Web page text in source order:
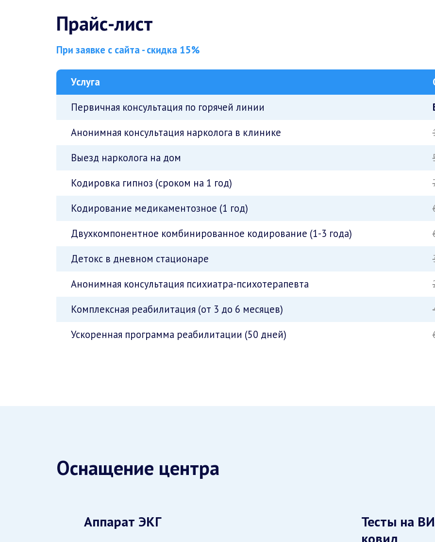
Прайс-лист
При заявке с сайта - скидка 15%
Услуга
Первичная консультация по горячей линии
Анонимная консультация нарколога в клинике
Выезд нарколога на дом
Кодировка гипноз (сроком на 1 год)
Кодирование медикаментозное (1 год)
Двухкомпонентное комбинированное кодирование (1-3 года)
Детокс в дневном стационаре
Анонимная консультация психиатра-психотерапевта
Комплексная реабилитация (от 3 до 6 месяцев)
Ускоренная программа реабилитации (50 дней)
Оснащение центра
Аппарат ЭКГ
Тесты на
ковид